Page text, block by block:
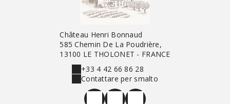
Château Henri Bonnaud
585 Chemin De La Poudrière,
13100 LE THOLONET - FRANCE
+33 4 42 66 86 28
Contattare per smalto